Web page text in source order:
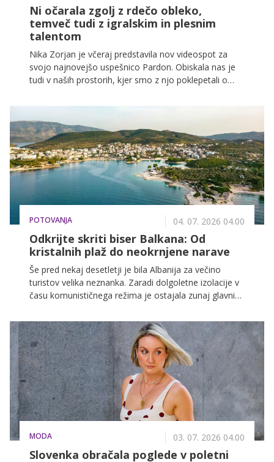
Ni očarala zgolj z rdečo obleko,
temveč tudi z igralskim in plesnim
talentom
Nika Zorjan je včeraj predstavila nov videospot za
svojo najnovejšo uspešnico Pardon. Obiskala nas je
tudi v naših prostorih, kjer smo z njo poklepetali o
zgodbo njene velike uspešnice Kliše, ustvarjalnem
procesu, plesnih izzivih, igralskih sanjah in načrtih za
prihodnost.
POTOVANJA 04. 07. 2026 04.00
Odkrijte skriti biser Balkana: Od
kristalnih plaž do neokrnjene narave
Še pred nekaj desetletji je bila Albanija za večino
turistov velika neznanka. Zaradi dolgoletne izolacije v
času komunističnega režima je ostajala zunaj glavnih
uvršča med najbolj zanimive evropske destinacije.
MODA 03. 07. 2026 04.00
Slovenka obračala poglede v poletni